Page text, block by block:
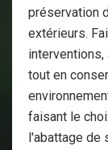
préservation
extérieurs.
tout en
faisant le
l'abattage de